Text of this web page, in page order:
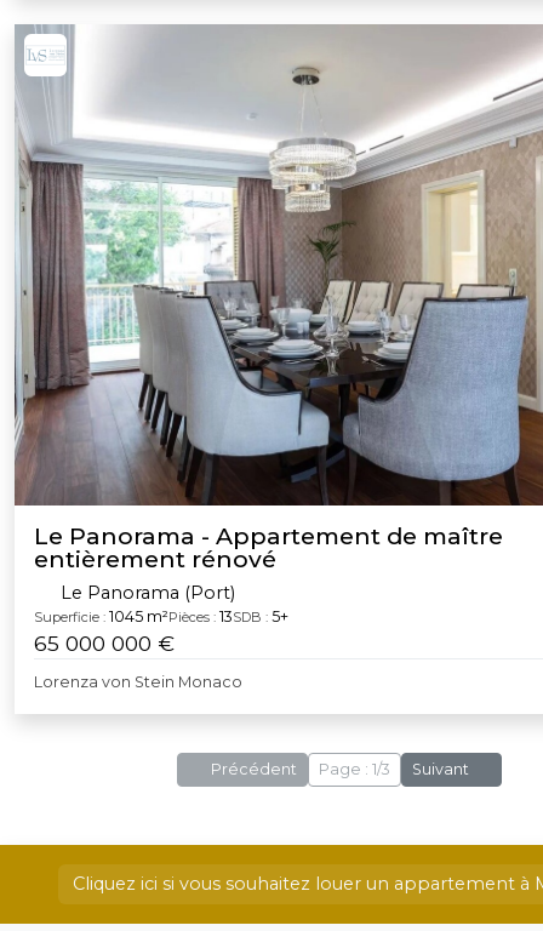
Le Panorama - Appartement de maître
entièrement rénové
Le Panorama (Port)
Superficie : 1045 m²Pièces : 13SDB : 5+
65 000 000 €
Lorenza von Stein Monaco
Précédent Page : 1/3 Suivant
Cliquez ici si vous souhaitez louer un appartement à